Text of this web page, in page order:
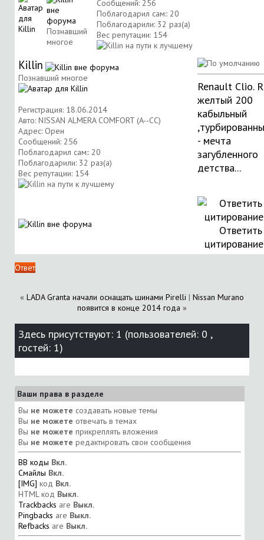
Познавший
многое
Сообщений: 256
Поблагодарил сам:: 20
Поблагодарили: 32 раз(а)
Вес репутации: 154
Killin
Познавший многое
Регистрация: 18.06.2014
Авто: NISSAN ALMERA COMFORT (A--CC)
Адрес: Орен
Сообщений: 256
Поблагодарил сам:: 20
Поблагодарили: 32 раз(а)
Вес репутации: 154
Renault Clio.
желтый 200
кабыльный
- мечта
загубленного
детства...
Ответ
« LADA Granta начали оснащать шинами Pirelli | Nissan Murano
появится в конце 2014 года »
Здесь присутствуют: 1 (пользователей: 0 ,
гостей: 1)
Ваши права в разделе
Вы не можете создавать новые темы
Вы не можете отвечать в темах
Вы не можете прикреплять вложения
Вы не можете редактировать свои сообщения
BB коды Вкл.
Смайлы Вкл.
[IMG] код Вкл.
HTML код Выкл.
Trackbacks are Выкл.
Pingbacks are Выкл.
Refbacks are Выкл.